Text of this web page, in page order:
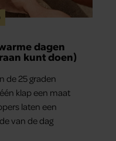
dagen
kunt doen)
de 25 graden
klap een maat
laten een
van de dag